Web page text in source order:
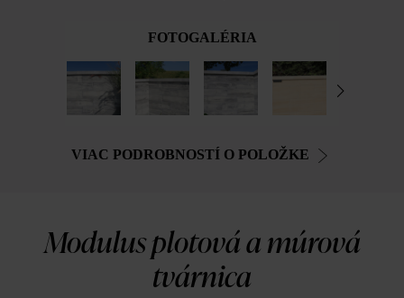
FOTOGALÉRIA
VIAC PODROBNOSTÍ O POLOŽKE
Modulus plotová a múrová
tvárnica